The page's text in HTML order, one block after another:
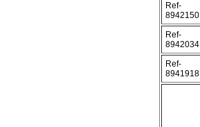
Ref-
8942150
Ref-
8942034
Ref-
8941918